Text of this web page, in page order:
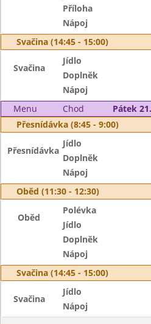
Příloha
Nápoj
Svačina (14:45 - 15:00)
Svačina
Jídlo
Doplněk
Nápoj
Menu
Chod
Pátek
Přesnídávka (8:45 - 9:00)
Přesnídávka
Jídlo
Doplněk
Nápoj
Oběd (11:30 - 12:30)
Oběd
Polévka
Jídlo
Doplněk
Nápoj
Svačina (14:45 - 15:00)
Svačina
Jídlo
Nápoj